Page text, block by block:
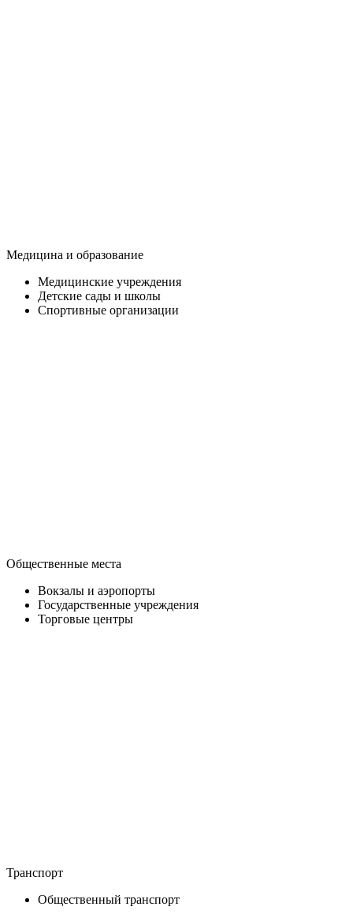
Медицина и образование
Медицинские учреждения
Детские сады и школы
Спортивные организации
Общественные места
Вокзалы и аэропорты
Государственные учреждения
Торговые центры
Транспорт
Общественный транспорт